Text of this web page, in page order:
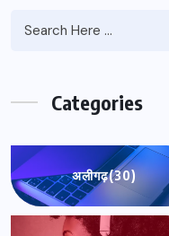
Categories
अलीगढ़(30)